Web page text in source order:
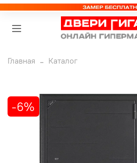
Главная Каталог
-6%